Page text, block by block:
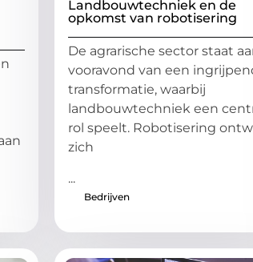
Landbouwtechniek en de
opkomst van robotisering
De agrarische sector staat
vooravond van een
transformatie, waarbij
landbouwtechniek een
rol speelt. Robotisering
zich
...
Bedrijven